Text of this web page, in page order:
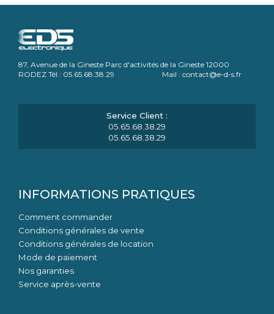
87, Avenue de la Gineste Parc d'activités de la Gineste 12000
RODEZ Tél : 05.65.68.38.29 Mail : contact@e-d-s.fr
05.65.68.38.29
05.65.68.38.29
INFORMATIONS PRATIQUES
Comment commander
Conditions générales de vente
Conditions générales de location
Mode de paiement
Nos garanties
Service après-vente